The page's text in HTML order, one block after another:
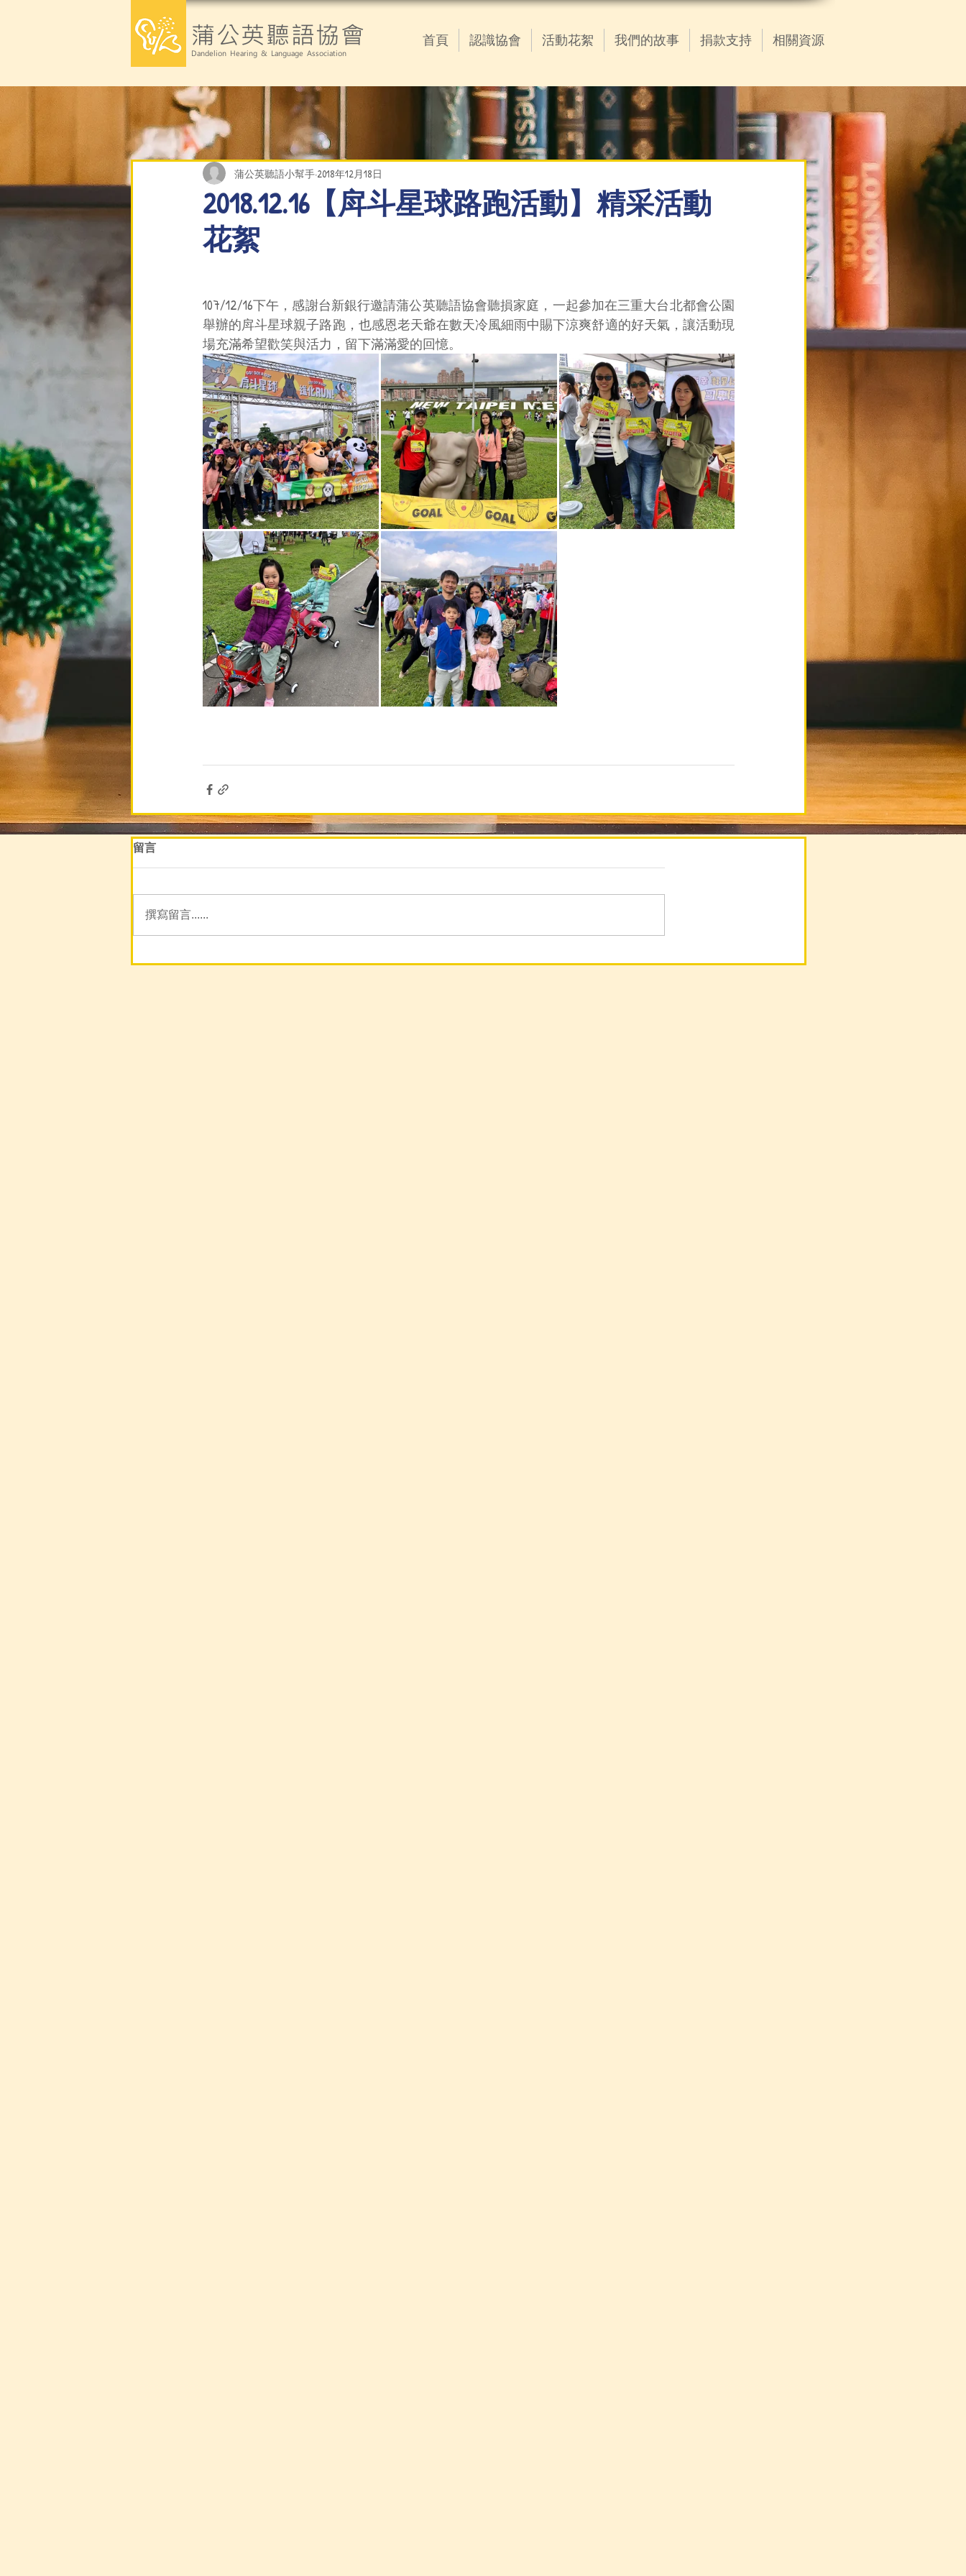
蒲公英聽語協會
Dandelion Hearing & Language Association
首頁 認識協會 活動花絮 我們的故事 捐款支持 相關資源
2018.12.16【戽斗星球路跑活動】精采活動
花絮
蒲公英聽語小幫手 2018年12月18日
107/12/16下午，感謝台新銀行邀請蒲公英聽語協會聽損家庭，一起參加在三重大台北都會公園
舉辦的戽斗星球親子路跑，也感恩老天爺在數天冷風細雨中賜下涼爽舒適的好天氣，讓活動現
場充滿希望歡笑與活力，留下滿滿愛的回憶。
留言
撰寫留言......